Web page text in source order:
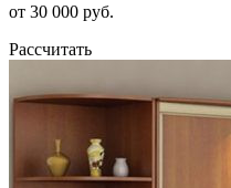
от 30 000 руб.
Рассчитать